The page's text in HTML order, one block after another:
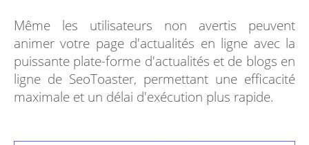
Même les utilisateurs non avertis peuvent
animer votre page d'actualités en ligne avec la
puissante plate-forme d'actualités et de blogs en
ligne de SeoToaster, permettant une efficacité
maximale et un délai d'exécution plus rapide.